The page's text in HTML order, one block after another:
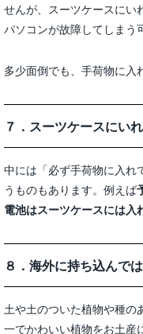
せんが、スーツケースにい
パソコンが故障してしまう
多少面倒でも、手荷物に入
７．スーツケースにい
中には「必ず手荷物に入れ
うものもあります。例えば
電池はスーツケースには入
８．海外に持ち込んで
土や土のついた植物や種の
一でかわいい植物をお土産